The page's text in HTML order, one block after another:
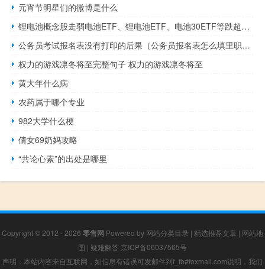
元宵节明星们的微博是什么
锂电池概念股走弱电池ETF、锂电池ETF、电池30ETF等跌超1%
公务员考试报名表没有打印的后果（公务员报名表怎么填里职务职称怎么填）
权力的游戏凛冬将至完整句子 权力的游戏凛冬将至
黄大年什么病
农药属于哪个专业
982大学什么梗
倩女69奶妈攻略
“共论心素”的出处是哪里
Copyright © 2012 - 2026 零售网 Powered by 网站分类目录 | 精选推荐文章 | 网站地
图 | 疑难解答 京ICP备06037565号
声明：本站内容来自互联网，如信息有错误可发邮件到f_fb#foxmail.com说明，我们